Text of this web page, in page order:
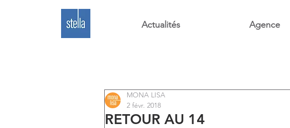
Actualités Agence
RETOUR AU 14
MONA LISA
2 févr. 2018